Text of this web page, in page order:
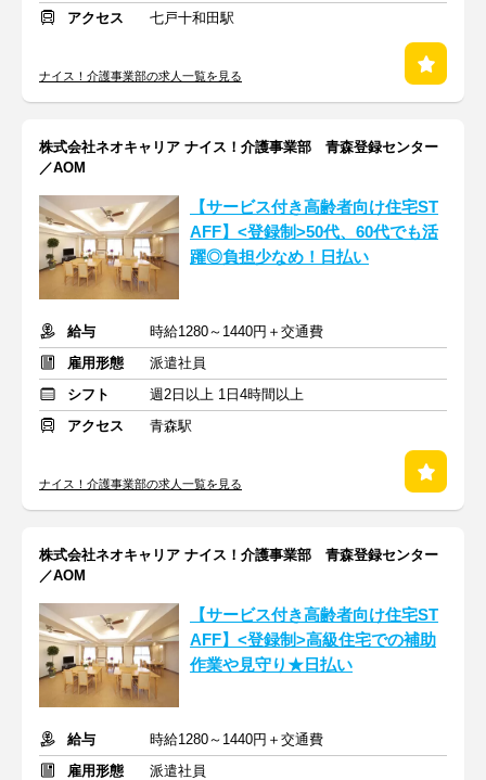
アクセス
七戸十和田駅
ナイス！介護事業部の求人一覧を見る
株式会社ネオキャリア ナイス！介護事業部 青森登録センター
／AOM
【サービス付き高齢者向け住宅ST
AFF】<登録制>50代、60代でも活
躍◎負担少なめ！日払い
給与
時給1280～1440円＋交通費
雇用形態
派遣社員
シフト
週2日以上 1日4時間以上
アクセス
青森駅
ナイス！介護事業部の求人一覧を見る
株式会社ネオキャリア ナイス！介護事業部 青森登録センター
／AOM
【サービス付き高齢者向け住宅ST
AFF】<登録制>高級住宅での補助
作業や見守り★日払い
給与
時給1280～1440円＋交通費
雇用形態
派遣社員